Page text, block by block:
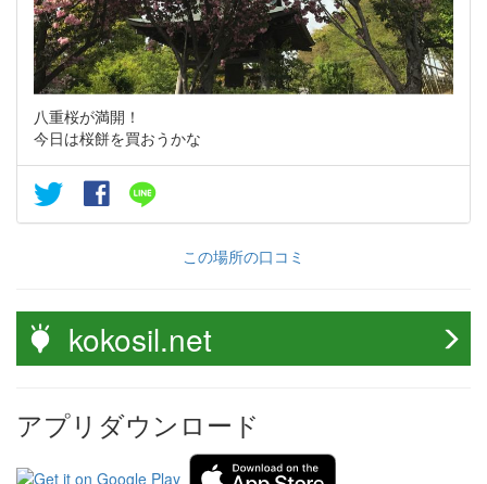
八重桜が満開！
今日は桜餅を買おうかな
この場所の口コミ
kokosil.net
アプリダウンロード